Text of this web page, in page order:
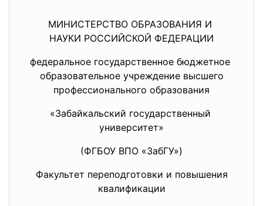
МИНИСТЕРСТВО ОБРАЗОВАНИЯ И
НАУКИ РОССИЙСКОЙ ФЕДЕРАЦИИ
федеральное государственное бюджетное
образовательное учреждение высшего
профессионального образования
«Забайкальский государственный
университет»
(ФГБОУ ВПО «ЗабГУ»)
Факультет переподготовки и повышения
квалификации